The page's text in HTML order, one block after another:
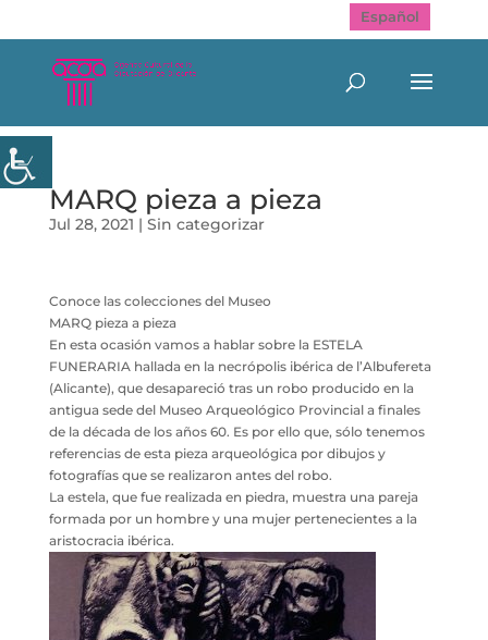
Español
MARQ pieza a pieza
Jul 28, 2021 | Sin categorizar
Conoce las colecciones del Museo
MARQ pieza a pieza
En esta ocasión vamos a hablar sobre la ESTELA
FUNERARIA hallada en la necrópolis ibérica de l’Albufereta
(Alicante), que desapareció tras un robo producido en la
antigua sede del Museo Arqueológico Provincial a finales
de la década de los años 60. Es por ello que, sólo tenemos
referencias de esta pieza arqueológica por dibujos y
fotografías que se realizaron antes del robo.
La estela, que fue realizada en piedra, muestra una pareja
formada por un hombre y una mujer pertenecientes a la
aristocracia ibérica.